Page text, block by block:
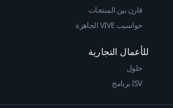
قارن بين المنتجات
حواسيب VIVE الجاهزة
للأعمال التجارية
حلول
ISV برنامج